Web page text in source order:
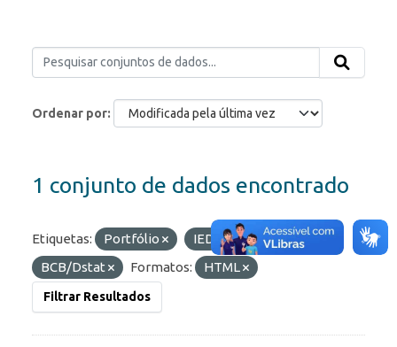
Ordenar por
1 conjunto de dados encontrado
Etiquetas: Portfólio IED
Organizações:
BCB/Dstat
Formatos: HTML
Filtrar Resultados